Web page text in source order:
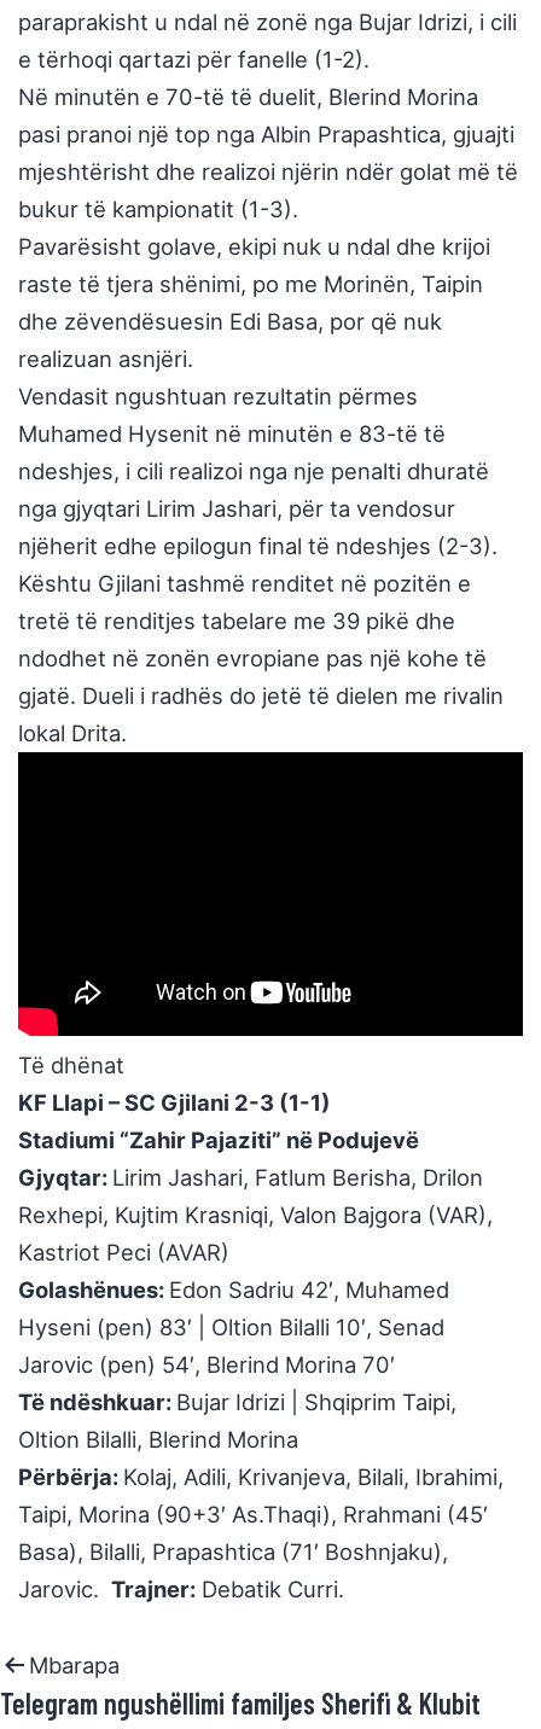
paraprakisht u ndal në zonë nga Bujar Idrizi, i cili
e tërhoqi qartazi për fanelle (1-2).
Në minutën e 70-të të duelit, Blerind Morina
pasi pranoi një top nga Albin Prapashtica, gjuajti
mjeshtërisht dhe realizoi njërin ndër golat më të
bukur të kampionatit (1-3).
Pavarësisht golave, ekipi nuk u ndal dhe krijoi
raste të tjera shënimi, po me Morinën, Taipin
dhe zëvendësuesin Edi Basa, por që nuk
realizuan asnjëri.
Vendasit ngushtuan rezultatin përmes
Muhamed Hysenit në minutën e 83-të të
ndeshjes, i cili realizoi nga nje penalti dhuratë
nga gjyqtari Lirim Jashari, për ta vendosur
njëherit edhe epilogun final të ndeshjes (2-3).
Kështu Gjilani tashmë renditet në pozitën e
tretë të renditjes tabelare me 39 pikë dhe
ndodhet në zonën evropiane pas një kohe të
gjatë. Dueli i radhës do jetë të dielen me rivalin
lokal Drita.
Të dhënat
KF Llapi – SC Gjilani 2-3 (1-1)
Stadiumi “Zahir Pajaziti” në Podujevë
Gjyqtar: Lirim Jashari, Fatlum Berisha, Drilon
Rexhepi, Kujtim Krasniqi, Valon Bajgora (VAR),
Kastriot Peci (AVAR)
Golashënues: Edon Sadriu 42′, Muhamed
Hyseni (pen) 83′ | Oltion Bilalli 10′, Senad
Jarovic (pen) 54′, Blerind Morina 70′
Të ndëshkuar: Bujar Idrizi | Shqiprim Taipi,
Oltion Bilalli, Blerind Morina
Përbërja: Kolaj, Adili, Krivanjeva, Bilali, Ibrahimi,
Taipi, Morina (90+3′ As.Thaqi), Rrahmani (45′
Basa), Bilalli, Prapashtica (71′ Boshnjaku),
Jarovic. Trajner: Debatik Curri.
Mbarapa
Telegram ngushëllimi familjes Sherifi & Klubit